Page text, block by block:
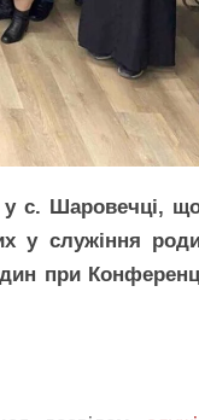
с. Шаровечці,
у служіння
при